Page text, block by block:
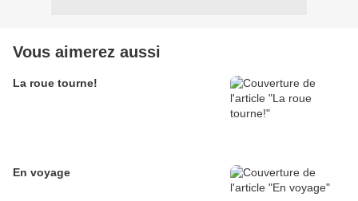
Vous aimerez aussi
La roue tourne!
En voyage